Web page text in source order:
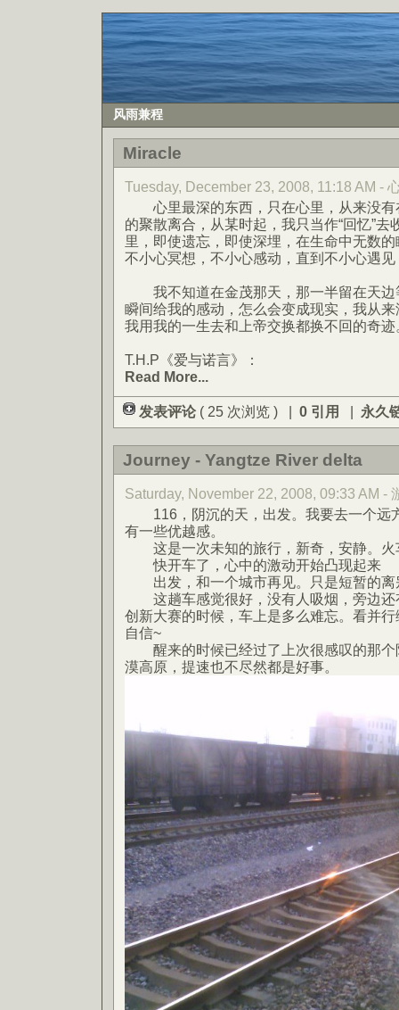
风雨兼程
Miracle
Tuesday, December 23, 2008, 11:18 AM -
心里最深的东西，只在心里，从来没有
的聚散离合，从某时起，我只当作“回忆”
里，即使遗忘，即使深埋，在生命中无数
不小心冥想，不小心感动，直到不小心遇
我不知道在金茂那天，那一半留在天边
瞬间给我的感动，怎么会变成现实，我从
我用我的一生去和上帝交换都换不回的奇迹
T.H.P《爱与诺言》：
Read More...
发表评论 ( 25 次浏览 ) | 0 引用 | 永久
Journey - Yangtze River delta
Saturday, November 22, 2008, 09:33 AM -
116，阴沉的天，出发。我要去一个远
有一些优越感。
这是一次未知的旅行，新奇，安静。火
快开车了，心中的激动开始凸现起来
出发，和一个城市再见。只是短暂的离
这趟车感觉很好，没有人吸烟，旁边还
创新大赛的时候，车上是多么难忘。看并
自信~
醒来的时候已经过了上次很感叹的那个
漠高原，提速也不尽然都是好事。